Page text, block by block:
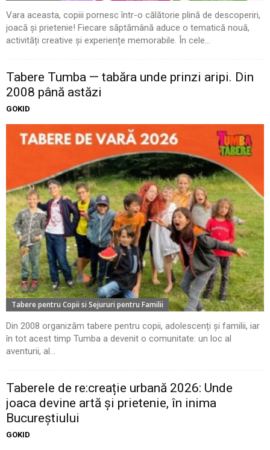
Vara aceasta, copiii pornesc într-o călătorie plină de descoperiri,
joacă și prietenie! Fiecare săptămână aduce o tematică nouă,
activități creative și experiențe memorabile. În cele...
Tabere Tumba — tabăra unde prinzi aripi. Din
2008 până astăzi
GOKID
Tabere pentru Copii si Sejururi pentru Familii
Din 2008 organizăm tabere pentru copii, adolescenți și familii, iar
în tot acest timp Tumba a devenit o comunitate: un loc al
aventurii, al...
Taberele de re:creație urbană 2026: Unde
joaca devine artă și prietenie, în inima
Bucureștiului
GOKID